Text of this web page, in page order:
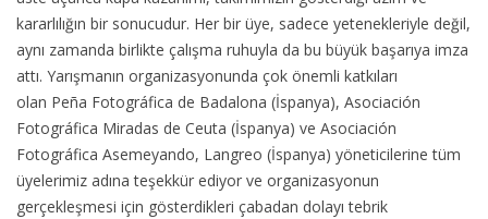
kararlılığın bir sonucudur. Her bir üye, sadece yetenekleriyle değil,
aynı zamanda birlikte çalışma ruhuyla da bu büyük başarıya imza
attı. Yarışmanın organizasyonunda çok önemli katkıları
olan Peña Fotográfica de Badalona (İspanya), Asociación
Fotográfica Miradas de Ceuta (İspanya) ve Asociación
Fotográfica Asemeyando, Langreo (İspanya) yöneticilerine tüm
üyelerimiz adına teşekkür ediyor ve organizasyonun
gerçekleşmesi için gösterdikleri çabadan dolayı tebrik